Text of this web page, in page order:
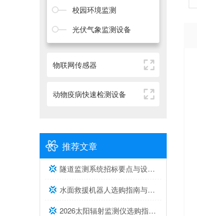
校园环境监测
光伏气象监测设备
物联网传感器
动物疫病快速检测设备
推荐文章
隧道监测系统招标要点与设备选型建议
水面救援机器人选购指南与推荐top榜单
2026太阳辐射监测仪选购指南与推荐，实测靠谱！